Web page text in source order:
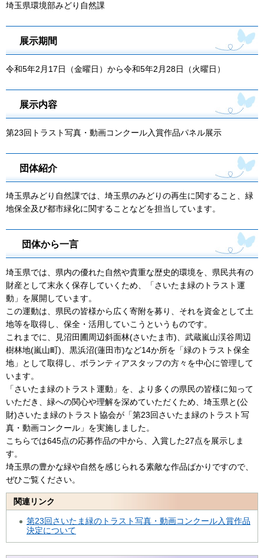
埼玉県環境部みどり自然課
展示期間
令和5年2月17日（金曜日）から令和5年2月28日（火曜日）
展示内容
第23回トラスト写真・動画コンクール入賞作品パネル展示
団体紹介
埼玉県みどり自然課では、埼玉県のみどりの再生に関すること、緑
地保全及び都市緑化に関することなどを担当しています。
団体から一言
埼玉県では、県内の優れた自然や貴重な歴史的環境を、県民共有の
財産として末永く保存していくため、「さいたま緑のトラスト運
動」を展開しています。
この運動は、県民の皆様から広く寄附を募り、それを資金として土
地等を取得し、保全・活用していこうというものです。
これまでに、見沼田圃周辺斜面林(さいたま市)、武蔵嵐山渓谷周辺
樹林地(嵐山町)、黒浜沼(蓮田市)など14か所を「緑のトラスト保全
地」として取得し、ボランティアスタッフの方々を中心に管理して
います。
「さいたま緑のトラスト運動」を、より多くの県民の皆様に知って
いただき、緑への関心や理解を深めていただくため、埼玉県と(公
財)さいたま緑のトラスト協会が「第23回さいたま緑のトラスト写
真・動画コンクール」を実施しました。
こちらでは645点の応募作品の中から、入賞した27点を展示しま
す。
埼玉県の豊かな緑や自然を感じられる素敵な作品ばかりですので、
ぜひご覧ください。
関連リンク
第23回さいたま緑のトラスト写真・動画コンクール入賞作品
決定について